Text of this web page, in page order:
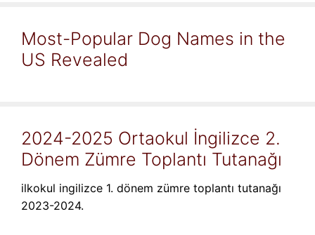
Most-Popular Dog Names in the
US Revealed
2024-2025 Ortaokul İngilizce 2.
Dönem Zümre Toplantı Tutanağı
ilkokul ingilizce 1. dönem zümre toplantı tutanağı
2023-2024.